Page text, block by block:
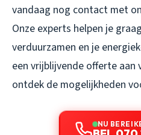
vandaag nog contact met
Onze experts helpen je
verduurzamen en je
een vrijblijvende offerte aan
ontdek de mogelijkheden
NU